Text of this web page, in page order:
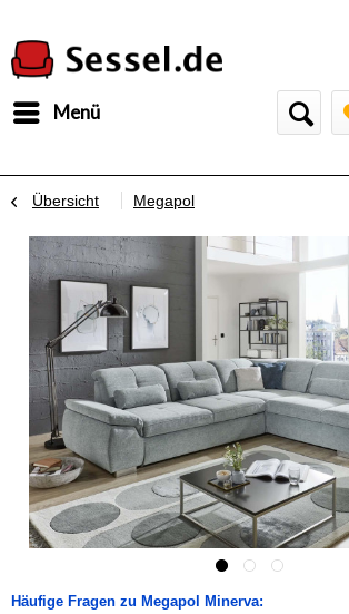
Menü
Übersicht Megapol
Häufige Fragen zu Megapol Minerva: